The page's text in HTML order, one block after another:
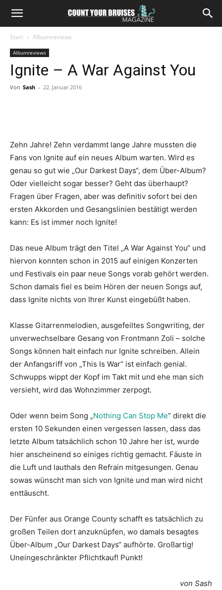
Start Albumreviews
Albumreviews
Ignite – A War Against You
Von Sash - 22. Januar 2016
Zehn Jahre! Zehn verdammt lange Jahre mussten die
Fans von Ignite auf ein neues Album warten. Wird es
genau so gut wie „Our Darkest Days“, dem Über-Album?
Oder vielleicht sogar besser? Geht das überhaupt?
Fragen über Fragen, aber was definitiv sofort bei den
ersten Akkorden und Gesangslinien bestätigt werden
kann: Es ist immer noch Ignite!
Das neue Album trägt den Titel „A War Against You“ und
hiervon konnten schon in 2015 auf einigen Konzerten
und Festivals ein paar neue Songs vorab gehört werden.
Schon damals fiel es beim Hören der neuen Songs auf,
dass Ignite nichts von Ihrer Kunst eingebüßt haben.
Klasse Gitarrenmelodien, ausgefeiltes Songwriting, der
unverwechselbare Gesang von Frontmann Zoli – solche
Songs können halt einfach nur Ignite schreiben. Allein
der Anfangsriff von „This Is War“ ist einfach genial.
Schwupps wippt der Kopf im Takt mit und ehe man sich
versieht, wird das Wohnzimmer zerpogt.
Oder wenn beim Song „Nothing Can Stop Me“ direkt die
ersten 10 Sekunden einen vergessen lassen, dass das
letzte Album tatsächlich schon 10 Jahre her ist, wurde
hier anscheinend so einiges richtig gemacht. Fäuste in
die Luft und lauthals den Refrain mitgesungen. Genau
sowas wünscht man sich von Ignite und man wird nicht
enttäuscht.
Der Fünfer aus Orange County schafft es tatsächlich zu
großen Teilen dort anzuknüpfen, wo damals besagtes
Über-Album „Our Darkest Days“ aufhörte. Großartig!
Uneingeschränkter Pflichtkauf! Punkt!
von Sash